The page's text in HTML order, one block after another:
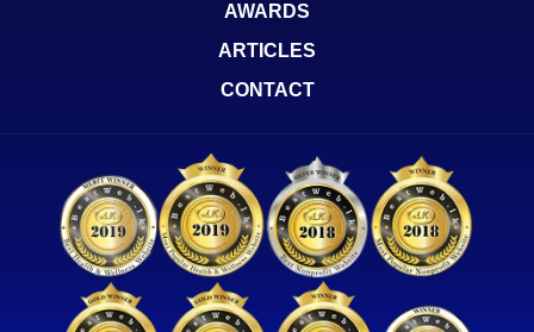
AWARDS
ARTICLES
CONTACT